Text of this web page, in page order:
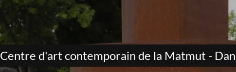
Centre d'art contemporain de la Matmut -